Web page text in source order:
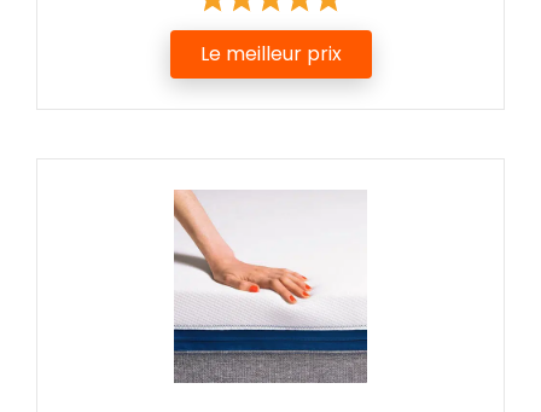
Le meilleur prix